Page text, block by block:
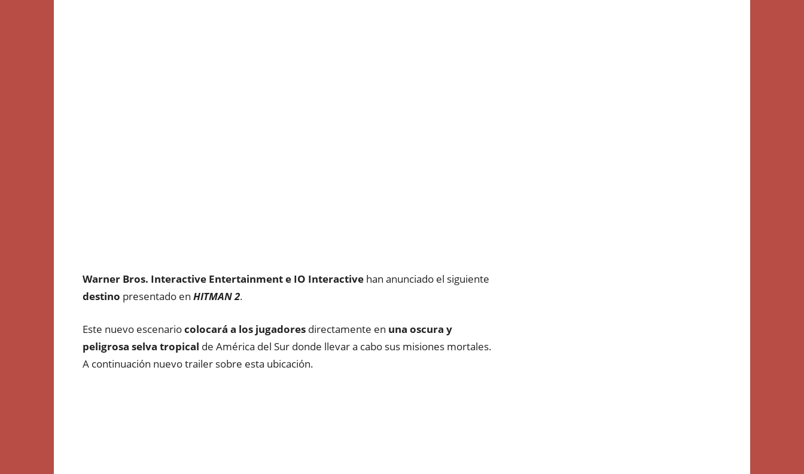
Warner Bros. Interactive Entertainment e IO Interactive han anunciado el siguiente
destino presentado en HITMAN 2.
Este nuevo escenariocolocará a los jugadores directamente en una oscura y
peligrosa selva tropical de América del Sur donde llevar a cabo sus misiones mortales.
A continuación nuevo trailer sobre esta ubicación.